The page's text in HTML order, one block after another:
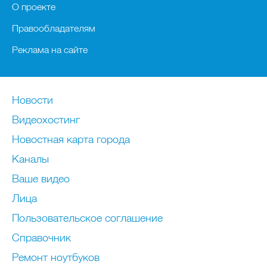
О проекте
Правообладателям
Реклама на сайте
Новости
Видеохостинг
Новостная карта города
Каналы
Ваше видео
Лица
Пользовательское соглашение
Справочник
Ремонт нoутбуков